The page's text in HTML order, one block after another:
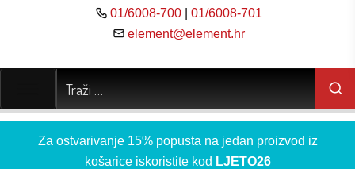
01/6008-700 |01/6008-701
element@element.hr
Za ostvarivanje 15% popusta na jedan proizvod iz
košarice iskoristite kod LJETO26